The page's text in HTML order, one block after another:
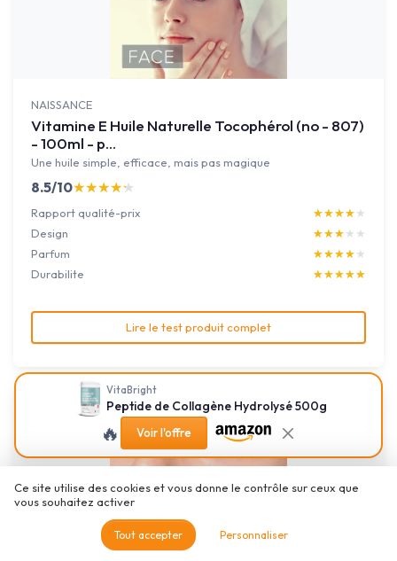
NAISSANCE
Vitamine E Huile Naturelle Tocophérol (no - 807)
- 100ml - p...
Une huile simple, efficace, mais pas magique
8.5/10★★★★★
★★★★★
Rapport qualité-prix ★★★★★
★★★★★
Design
★★★★★
★★★★★
Parfum
★★★★★
★★★★★
Durabilite
★★★★★
★★★★★
Lire le test produit complet
VitaBright
Peptide de Collagène Hydrolysé 500g
🔥 Voir l'offre
Ce site utilise des cookies et vous donne le contrôle sur ceux que
vous souhaitez activer
Tout accepter Personnaliser